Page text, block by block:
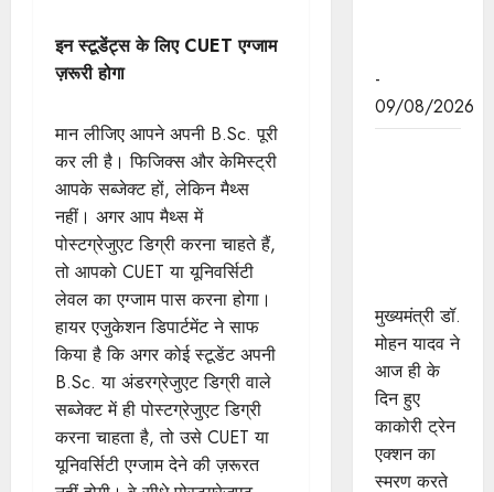
इन स्टूडेंट्स के लिए CUET एग्जाम
ज़रूरी होगा
मान लीजिए आपने अपनी B.Sc. पूरी
कर ली है। फिजिक्स और केमिस्ट्री
आपके सब्जेक्ट हों, लेकिन मैथ्स
नहीं। अगर आप मैथ्स में
पोस्टग्रेजुएट डिग्री करना चाहते हैं,
तो आपको CUET या यूनिवर्सिटी
लेवल का एग्जाम पास करना होगा।
हायर एजुकेशन डिपार्टमेंट ने साफ
किया है कि अगर कोई स्टूडेंट अपनी
B.Sc. या अंडरग्रेजुएट डिग्री वाले
सब्जेक्ट में ही पोस्टग्रेजुएट डिग्री
करना चाहता है, तो उसे CUET या
यूनिवर्सिटी एग्जाम देने की ज़रूरत
-
09/08/2026
मुख्यमंत्री डॉ.
मोहन यादव ने
आज ही के
दिन हुए
काकोरी ट्रेन
एक्शन का
स्मरण करते